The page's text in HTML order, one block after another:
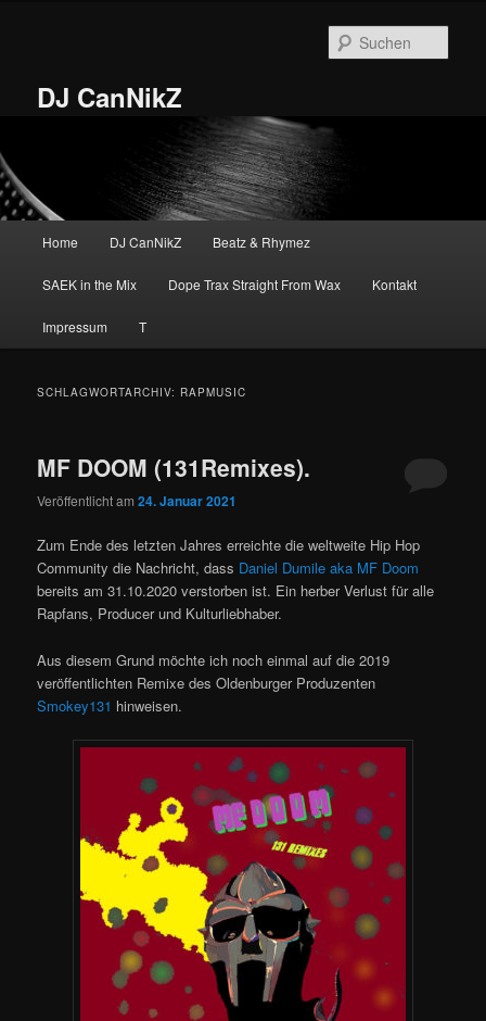
DJ CanNikZ
Home DJ CanNikZ Beatz & Rhymez
SAEK in the Mix Dope Trax Straight From Wax Kontakt
Impressum T
SCHLAGWORTARCHIV: RAPMUSIC
MF DOOM (131Remixes).
Veröffentlicht am24. Januar 2021
Zum Ende des letzten Jahres erreichte die weltweite Hip Hop
Community die Nachricht, dass Daniel Dumile aka MF Doom
bereits am 31.10.2020 verstorben ist. Ein herber Verlust für alle
Rapfans, Producer und Kulturliebhaber.
Aus diesem Grund möchte ich noch einmal auf die 2019
veröffentlichten Remixe des Oldenburger Produzenten
Smokey131 hinweisen.